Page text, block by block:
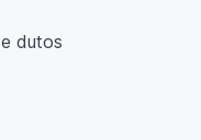
dutos